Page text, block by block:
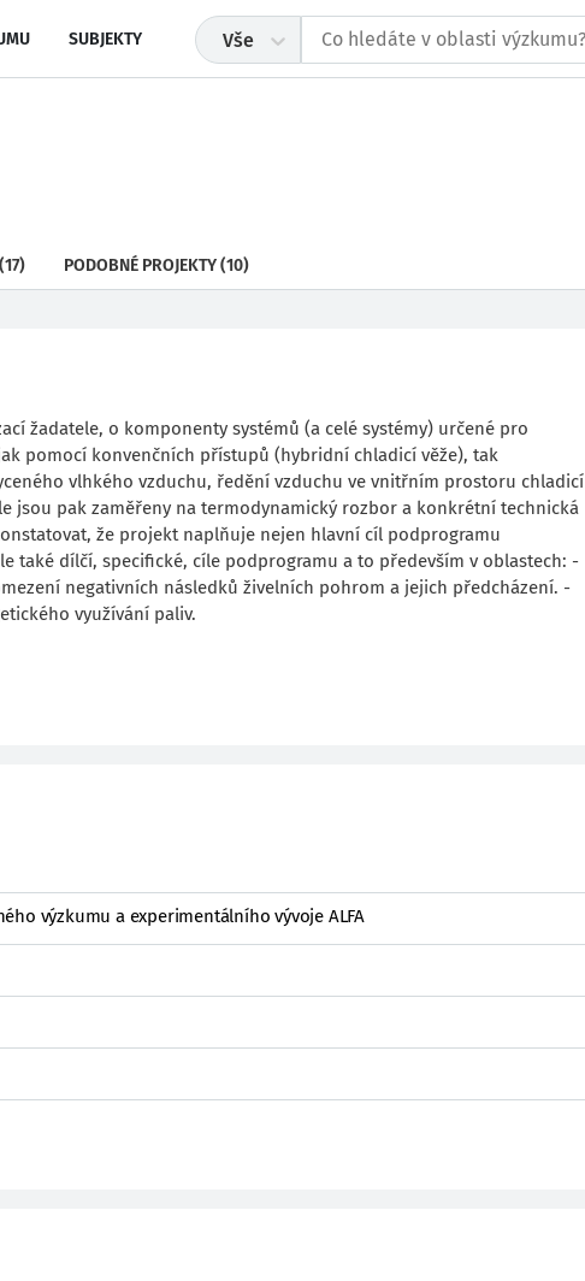
SUBJEKTY Vše
(17) PODOBNÉ PROJEKTY(10)
žadatele, o komponenty systémů (a celé systémy) určené pro
pomocí konvenčních přístupů (hybridní chladicí věže), tak
vlhkého vzduchu, ředění vzduchu ve vnitřním prostoru chladicí
jsou pak zaměřeny na termodynamický rozbor a konkrétní technická
že projekt naplňuje nejen hlavní cíl podprogramu
také dílčí, specifické, cíle podprogramu a to především v oblastech: -
negativních následků živelních pohrom a jejich předcházení. -
využívání paliv.
výzkumu a experimentálního vývoje ALFA